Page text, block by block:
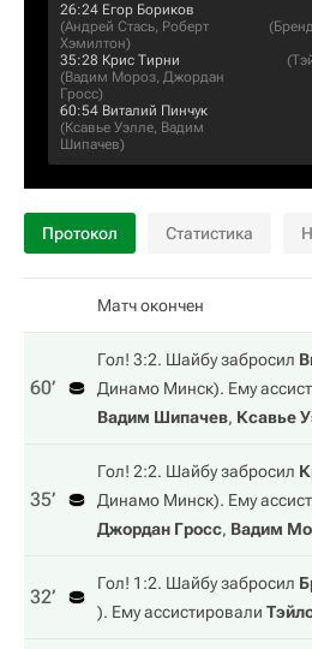
26:24 Егор Бориков
(Андрей Стась, Роберт
Хэмилтон)
35:28 Крис Тирни
(Вадим Мороз, Джордан
Гросс)
60:54 Виталий Пинчук
(Ксавье Уэлле, Вадим
Шипачев)
(
(
Протокол Статистика
Матч окончен
60‎’‎
Гол! 3:2. Шайбу забросил
Динамо Минск). Ему
Вадим Шипачев, Ксавье
35‎’‎
Гол! 2:2. Шайбу забросил
Динамо Минск). Ему
Джордан Гросс, Вадим
32‎’‎
Гол! 1:2. Шайбу забросил
). Ему ассистировали